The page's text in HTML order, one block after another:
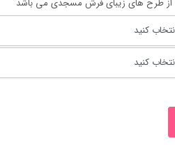
از طرح های زیبای فرش مسجدی می باشد